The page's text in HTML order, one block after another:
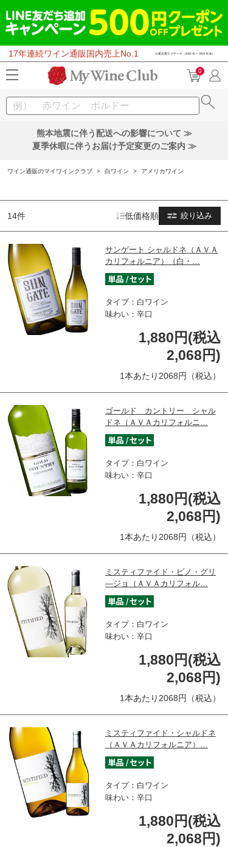
17年連続ワイン通販国内売上No.1
0
熊本地震に伴う配送への影響について ≫
夏季休暇に伴うお届け予定変更のご案内 ≫
ワイン通販のマイワインクラブ > 白ワイン > アメリカワイン
14件 絞り込み
低価格順
サンゲート シャルドネ（ＡＶＡ
カリフォルニア）（白・…
タイプ：白ワイン
味わい：辛口
1,880円(税込
2,068円)
1本あたり2068円（税込）
ゴールド カントリー シャル
ドネ（ＡＶＡカリフォルニ…
タイプ：白ワイン
味わい：辛口
1,880円(税込
2,068円)
1本あたり2068円（税込）
ミスティファイド・ピノ・グリ
―ジョ（ＡＶＡカリフォル…
タイプ：白ワイン
味わい：辛口
1,880円(税込
2,068円)
1本あたり2068円（税込）
ミスティファイド・シャルドネ
（ＡＶＡカリフォルニア）…
タイプ：白ワイン
味わい：辛口
1,880円(税込
2,068円)